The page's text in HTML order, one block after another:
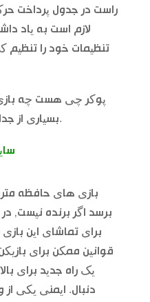
راست در جدول پرداخت
لازم است به یاد
تنظیمات خود را تنظیم
پوکر چی هست چه
بسیاری از جداول رولت های مختلف, گرچه.
بازی های حافظه
برسد اگر برنده نیست,
قوانین ممکن برای
یک راه جدید برای
دنبال. ایمنی یکی